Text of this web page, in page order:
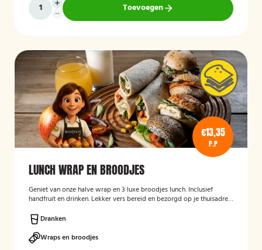
Toevoegen
€13,35
P.P
LUNCH WRAP EN BROODJES
Geniet van onze halve wrap en 3 luxe broodjes lunch. Inclusief
handfruit en drinken. Lekker vers bereid en bezorgd op je thuisadres
Dranken
Wraps en broodjes